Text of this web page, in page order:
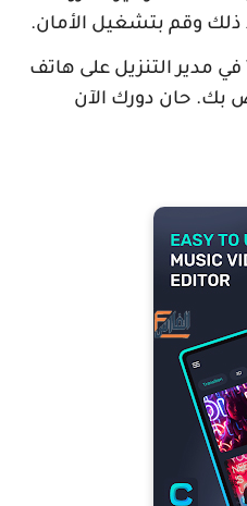
ذلك وقم بتشغيل الأمان.
في مدير التنزيل على هاتف
بك. حان دورك الآن